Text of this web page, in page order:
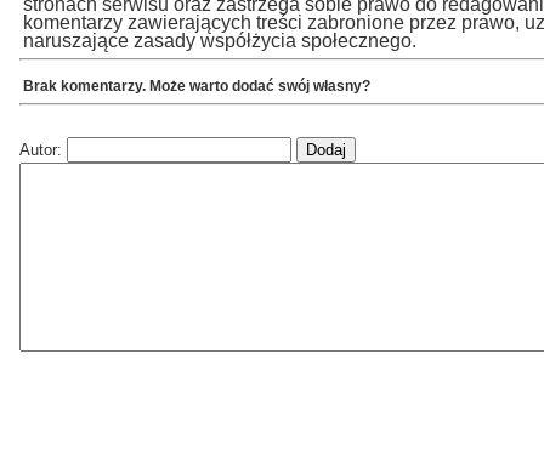
stronach serwisu oraz zastrzega sobie prawo do
komentarzy zawierających treści zabronione przez prawo,
naruszające zasady współżycia społecznego.
Brak komentarzy. Może warto dodać swój własny?
Autor: